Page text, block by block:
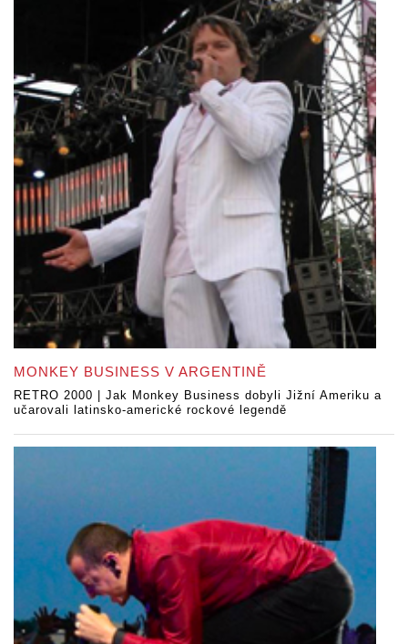
MONKEY BUSINESS V ARGENTINĚ
RETRO 2000 | Jak Monkey Business dobyli Jižní Ameriku a
učarovali latinsko-americké rockové legendě